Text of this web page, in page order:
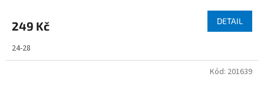
249 Kč DETAIL
24-28
Kód: 201639